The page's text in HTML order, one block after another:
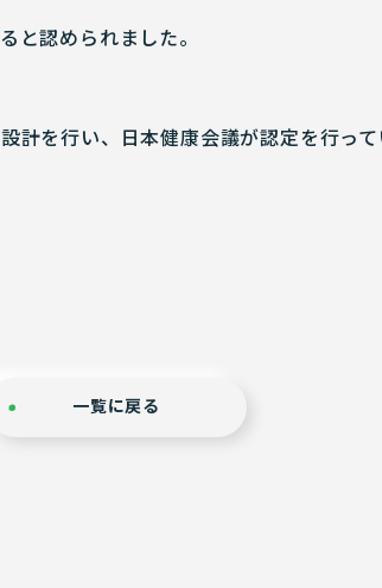
と認められました。
を行い、日本健康会議が認定を行って
一覧に戻る